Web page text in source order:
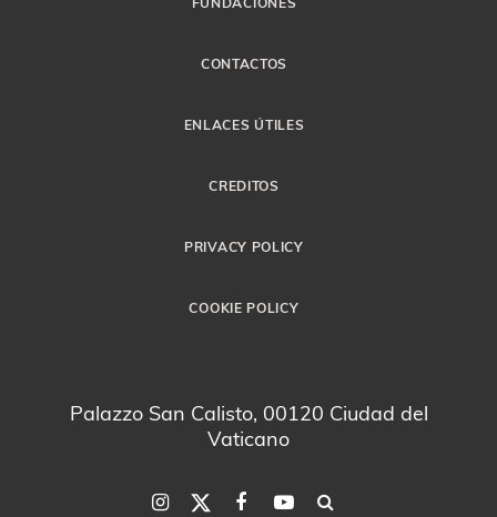
CONTACTOS
ENLACES ÚTILES
CREDITOS
PRIVACY POLICY
COOKIE POLICY
Palazzo San Calisto, 00120 Ciudad del
Vaticano